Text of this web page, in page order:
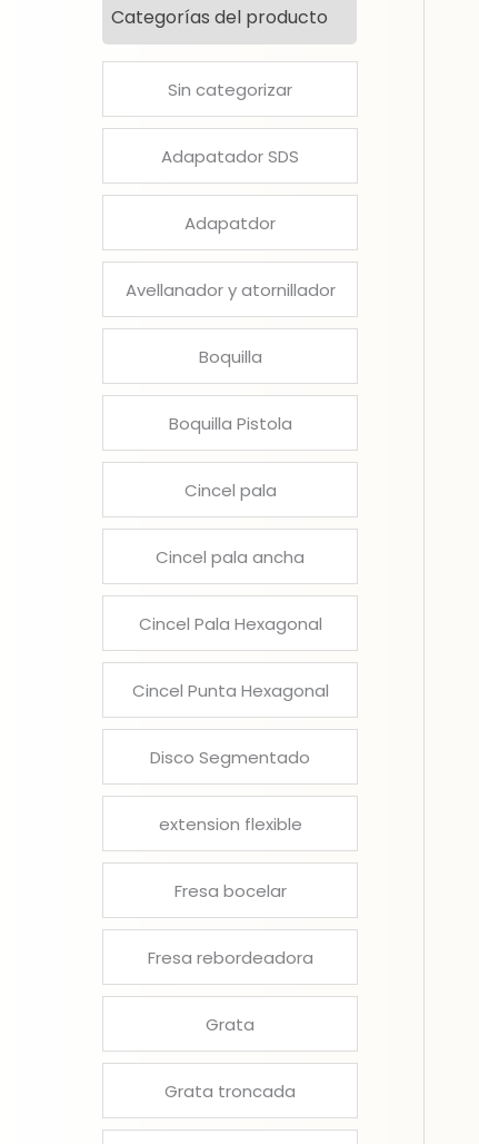
Categorías del producto
Sin categorizar
Adapatador SDS
Adapatdor
Avellanador y atornillador
Boquilla
Boquilla Pistola
Cincel pala
Cincel pala ancha
Cincel Pala Hexagonal
Cincel Punta Hexagonal
Disco Segmentado
extension flexible
Fresa bocelar
Fresa rebordeadora
Grata
Grata troncada